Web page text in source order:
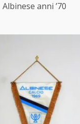
Albinese anni ’70